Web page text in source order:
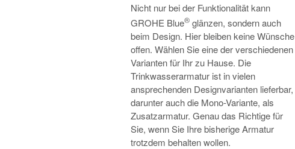
Nicht nur bei der Funktionalität kann
GROHE Blue® glänzen, sondern auch
beim Design. Hier bleiben keine Wünsche
offen. Wählen Sie eine der verschiedenen
Varianten für Ihr zu Hause. Die
Trinkwasserarmatur ist in vielen
ansprechenden Designvarianten lieferbar,
darunter auch die Mono-Variante, als
Zusatzarmatur. Genau das Richtige für
Sie, wenn Sie Ihre bisherige Armatur
trotzdem behalten wollen.